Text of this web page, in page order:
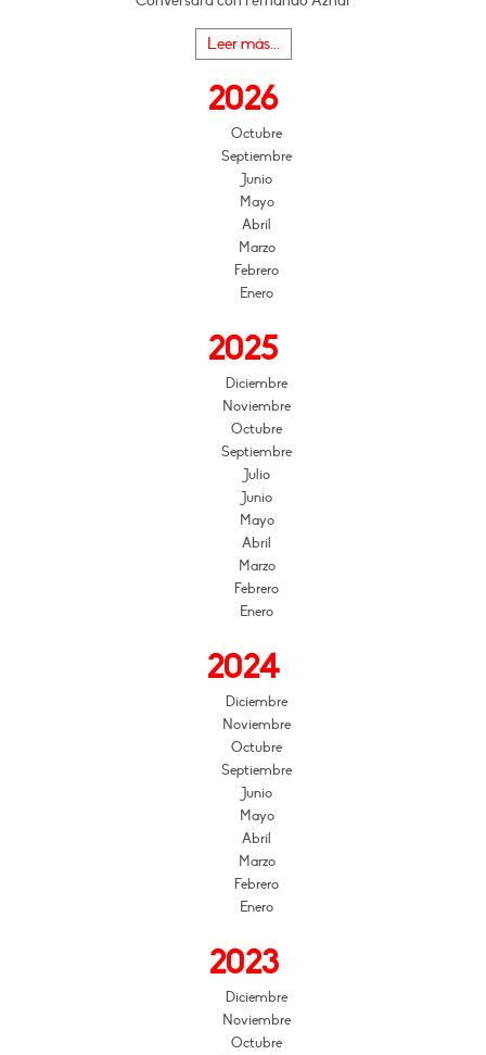
Leer más...
2026
Octubre
Septiembre
Junio
Mayo
Abril
Marzo
Febrero
Enero
2025
Diciembre
Noviembre
Octubre
Septiembre
Julio
Junio
Mayo
Abril
Marzo
Febrero
Enero
2024
Diciembre
Noviembre
Octubre
Septiembre
Junio
Mayo
Abril
Marzo
Febrero
Enero
2023
Diciembre
Noviembre
Octubre